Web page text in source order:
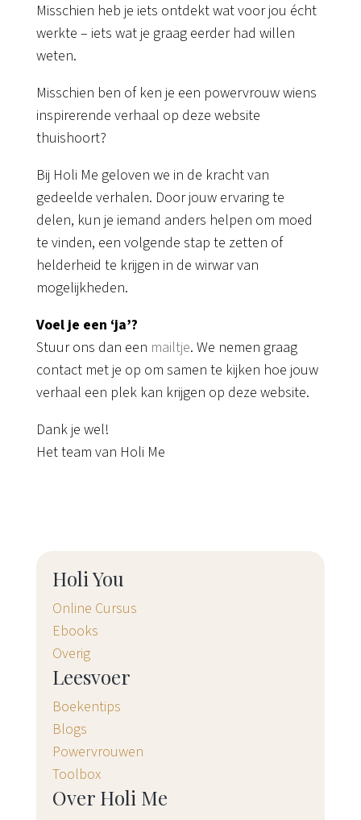
Misschien heb je iets ontdekt wat voor jou écht
werkte – iets wat je graag eerder had willen
weten.
Misschien ben of ken je een powervrouw wiens
inspirerende verhaal op deze website
thuishoort?
Bij Holi Me geloven we in de kracht van
gedeelde verhalen. Door jouw ervaring te
delen, kun je iemand anders helpen om moed
te vinden, een volgende stap te zetten of
helderheid te krijgen in de wirwar van
mogelijkheden.
Voel je een ‘ja’?
Stuur ons dan een mailtje. We nemen graag
contact met je op om samen te kijken hoe jouw
verhaal een plek kan krijgen op deze website.
Dank je wel!
Het team van Holi Me
Holi You
Online Cursus
Ebooks
Overig
Leesvoer
Boekentips
Blogs
Powervrouwen
Toolbox
Over Holi Me